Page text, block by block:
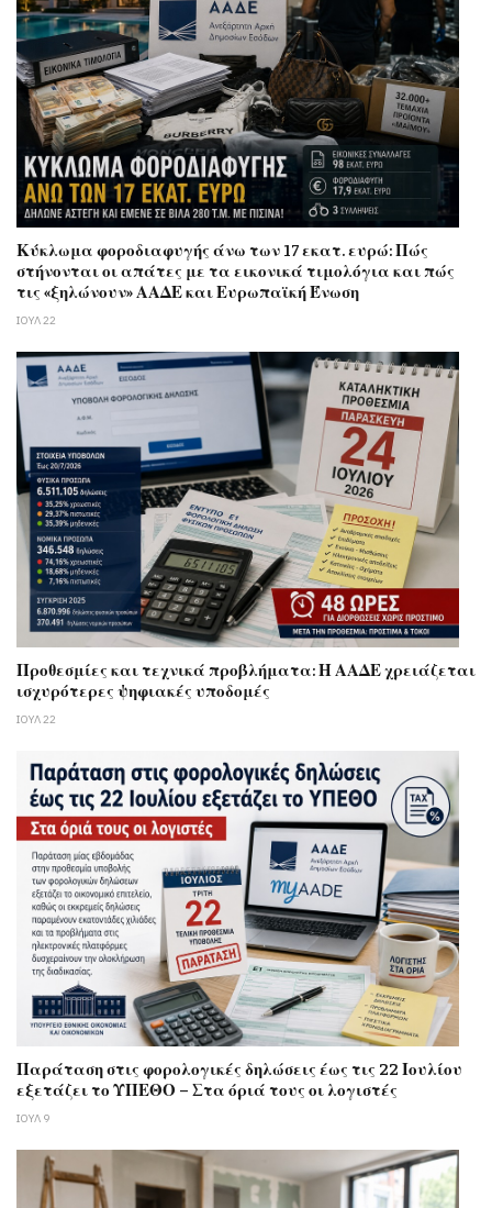
Κύκλωμα φοροδιαφυγής άνω των 17 εκατ. ευρώ: Πώς
στήνονται οι απάτες με τα εικονικά τιμολόγια και πώς
τις «ξηλώνουν» ΑΑΔΕ και Ευρωπαϊκή Ένωση
ΙΟΥΛ 22
Προθεσμίες και τεχνικά προβλήματα: Η ΑΑΔΕ χρειάζεται
ισχυρότερες ψηφιακές υποδομές
ΙΟΥΛ 22
Παράταση στις φορολογικές δηλώσεις έως τις 22 Ιουλίου
εξετάζει το ΥΠΕΘΟ – Στα όριά τους οι λογιστές
ΙΟΥΛ 9